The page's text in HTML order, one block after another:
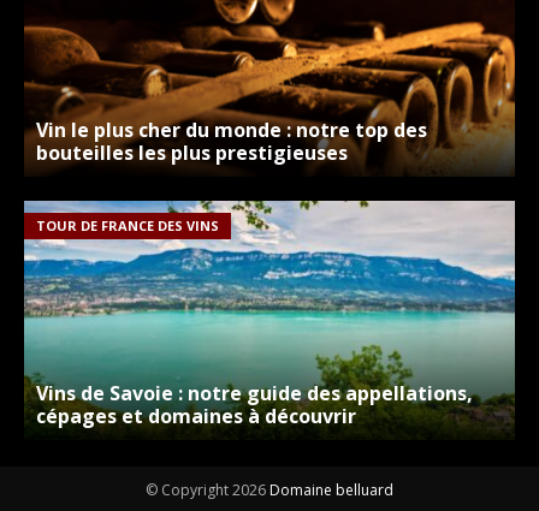
Vin le plus cher du monde : notre top des
bouteilles les plus prestigieuses
TOUR DE FRANCE DES VINS
Vins de Savoie : notre guide des appellations,
cépages et domaines à découvrir
© Copyright 2026 Domaine belluard